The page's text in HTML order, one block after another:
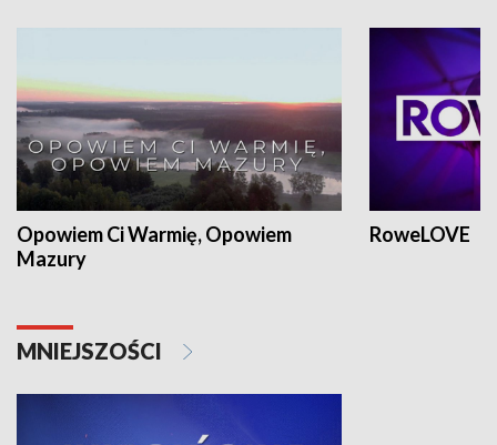
Opowiem Ci Warmię, Opowiem
Mazury
RoweLOVE
MNIEJSZOŚCI